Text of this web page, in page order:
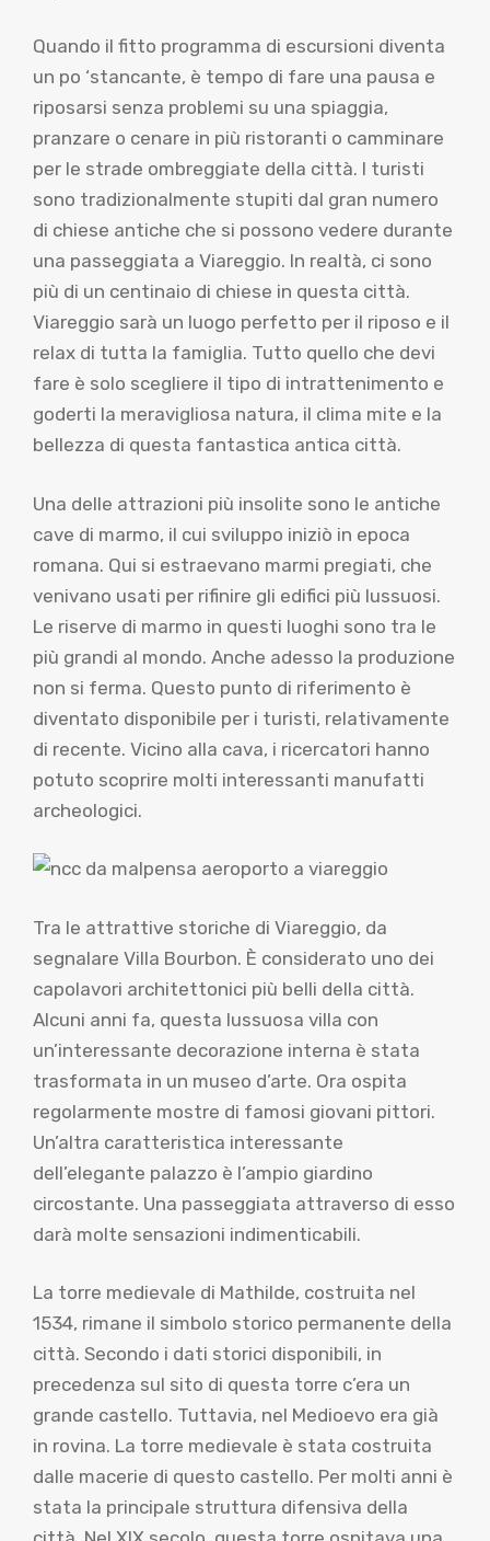
Quando il fitto programma di escursioni diventa
un po ‘stancante, è tempo di fare una pausa e
riposarsi senza problemi su una spiaggia,
pranzare o cenare in più ristoranti o camminare
per le strade ombreggiate della città. I turisti
sono tradizionalmente stupiti dal gran numero
di chiese antiche che si possono vedere durante
una passeggiata a Viareggio. In realtà, ci sono
più di un centinaio di chiese in questa città.
Viareggio sarà un luogo perfetto per il riposo e il
relax di tutta la famiglia. Tutto quello che devi
fare è solo scegliere il tipo di intrattenimento e
goderti la meravigliosa natura, il clima mite e la
bellezza di questa fantastica antica città.
Una delle attrazioni più insolite sono le antiche
cave di marmo, il cui sviluppo iniziò in epoca
romana. Qui si estraevano marmi pregiati, che
venivano usati per rifinire gli edifici più lussuosi.
Le riserve di marmo in questi luoghi sono tra le
più grandi al mondo. Anche adesso la produzione
non si ferma. Questo punto di riferimento è
diventato disponibile per i turisti, relativamente
di recente. Vicino alla cava, i ricercatori hanno
potuto scoprire molti interessanti manufatti
archeologici.
Tra le attrattive storiche di Viareggio, da
segnalare Villa Bourbon. È considerato uno dei
capolavori architettonici più belli della città.
Alcuni anni fa, questa lussuosa villa con
un’interessante decorazione interna è stata
trasformata in un museo d’arte. Ora ospita
regolarmente mostre di famosi giovani pittori.
Un’altra caratteristica interessante
dell’elegante palazzo è l’ampio giardino
circostante. Una passeggiata attraverso di esso
darà molte sensazioni indimenticabili.
La torre medievale di Mathilde, costruita nel
1534, rimane il simbolo storico permanente della
città. Secondo i dati storici disponibili, in
precedenza sul sito di questa torre c’era un
grande castello. Tuttavia, nel Medioevo era già
in rovina. La torre medievale è stata costruita
dalle macerie di questo castello. Per molti anni è
stata la principale struttura difensiva della